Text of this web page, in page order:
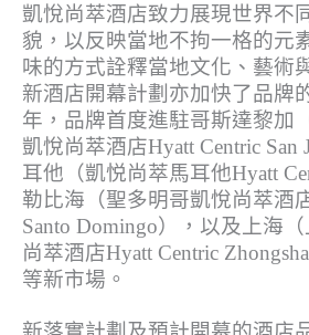
凱悅尚萃酒店致力展現世界不
貌，以反映當地不拘一格的元
味的方式詮釋當地文化、藝術
新酒店開幕計劃亦加快了品牌
年，品牌首度進駐哥斯達黎加
凱悅尚萃酒店Hyatt Centric San
耳他（凱悦尚萃馬耳他Hyatt
勒比海（聖多明哥凱悅尚萃酒
Santo Domingo），以及上海
尚萃酒店Hyatt Centric
等新市場。